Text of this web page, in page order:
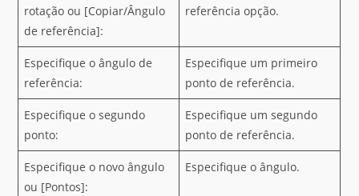
rotação ou [Copiar/Ângulo
de referência]:
referência opção.
Especifique o ângulo de
referência:
Especifique um primeiro
ponto de referência.
Especifique o segundo
ponto:
Especifique um segundo
ponto de referência.
Especifique o novo ângulo
ou [Pontos]:
Especifique o ângulo.